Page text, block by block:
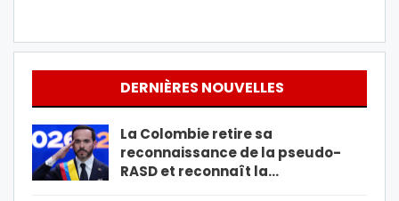
DERNIÈRES NOUVELLES
La Colombie retire sa
reconnaissance de la pseudo-
RASD et reconnaît la…